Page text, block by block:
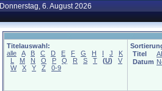
Donnerstag, 6. August 2026
Titelauswahl:
alle
A B C D E F G H I J
K
L
M N O P Q R S T (U)
V
W
X Y Z 0-9
Titel
Datum